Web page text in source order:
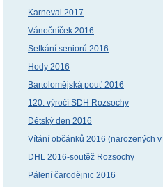
Karneval 2017
Vánočníček 2016
Setkání seniorů 2016
Hody 2016
Bartolomějská pouť 2016
120. výročí SDH Rozsochy
Dětský den 2016
Vítání občánků 2016 (narozených
DHL 2016-soutěž Rozsochy
Pálení čarodějnic 2016